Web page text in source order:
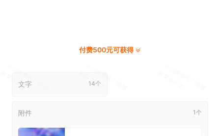
付费500元可获得
文字 14个
附件 1个